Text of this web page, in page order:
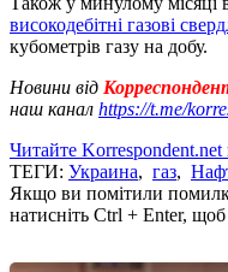
високодебітні газові
кубометрів газу на добу.
Новини від
наш канал https://t.me/
Читайте
ТЕГИ: Украина, газ,
Якщо ви помітили
натисніть Ctrl + Enter,